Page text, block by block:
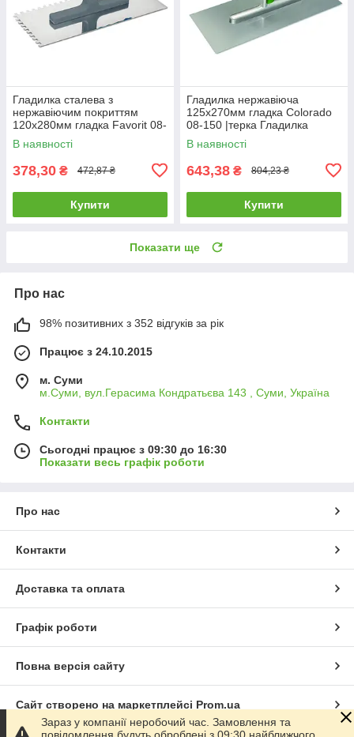
Гладилка сталева з
нержавіючим покриттям
120х280мм гладка Favorit 08-
040 |терка Гладилка
стальная с нержавеющим
В наявності
378,30 ₴ 472,87 ₴
Купити
Гладилка нержавіюча
125х270мм гладка Colorado
08-150 |терка Гладилка
нержавеющая 125х270мм
гладкая Colorado
В наявності
643,38 ₴ 804,23 ₴
Купити
Показати ще
Про нас
98% позитивних з 352 відгуків за рік
Працює з 24.10.2015
м. Суми
м.Суми, вул.Герасима Кондратьєва 143 , Суми, Україна
Контакти
Сьогодні працює з 09:30 до 16:30
Показати весь графік роботи
Про нас
Контакти
Доставка та оплата
Графік роботи
Повна версія сайту
Сайт створено на маркетплейсі Prom.ua
Зараз у компанії неробочий час. Замовлення та